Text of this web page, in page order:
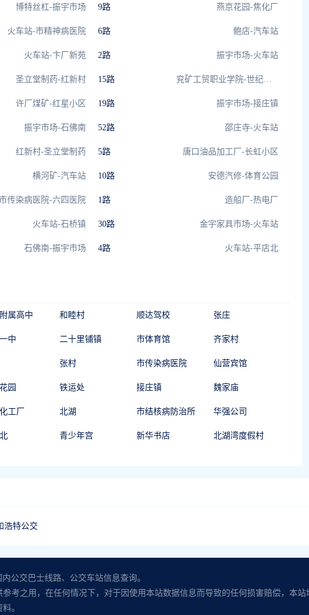
博特丝杠-振宇市场 9路 燕京花园-焦化厂
火车站-市精神病医院 6路 鲍店-汽车站
火车站-卞厂新苑 2路 振宇市场-火车站
圣立堂制药-红新村 15路 兖矿工贸职业学院-世纪花苑
许厂煤矿-红星小区 19路 振宇市场-接庄镇
振宇市场-石佛南 52路 邵庄寺-火车站
红新村-圣立堂制药 5路 唐口油品加工厂-长虹小区
横河矿-汽车站 10路 安德汽修-体育公园
传染病医院-六四医院 1路 造船厂-热电厂
火车站-石桥镇 30路 金宇家具市场-火车站
石佛南-振宇市场 4路 火车站-平店北
属高中 和睦村 顺达驾校 张庄
中 二十里铺镇 市体育馆 齐家村
张村 市传染病医院 仙营宾馆
园 铁运处 接庄镇 魏家庙
工厂 北湖 市结核病防治所 华强公司
青少年宫 新华书店 北湖湾度假村
浩特公交
公交巴士线路、公交车站信息查询。
参考之用，在任何情况下，对于因使用本站数据信息而导致的任何损害赔偿，本
。